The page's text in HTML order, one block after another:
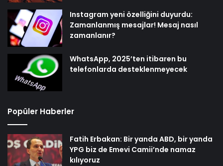
Instagram yeni özelliğini duyurdu:
Zamanlanmış mesajlar! Mesaj nasıl
zamanlanır?
WhatsApp, 2025’ten itibaren bu
telefonlarda desteklenmeyecek
Popüler Haberler
Fatih Erbakan: Bir yanda ABD, bir yanda
YPG biz de Emevi Camii’nde namaz
kılıyoruz